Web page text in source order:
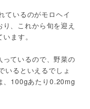
ているのがモロヘイ
、これから旬を迎え
ます。
ているので、野菜の
いるといえるでしょ
、100gあたり0.20mg